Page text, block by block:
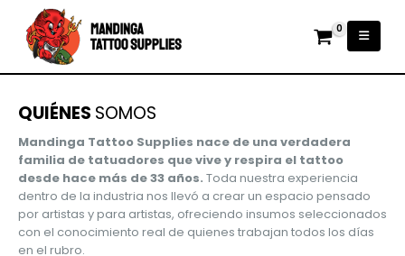
0
QUIÉNES SOMOS
Mandinga Tattoo Supplies nace de una verdadera
familia de tatuadores que vive y respira el tattoo
desde hace más de 33 años. Toda nuestra experiencia
dentro de la industria nos llevó a crear un espacio pensado
por artistas y para artistas, ofreciendo insumos seleccionados
con el conocimiento real de quienes trabajan todos los días
en el rubro.